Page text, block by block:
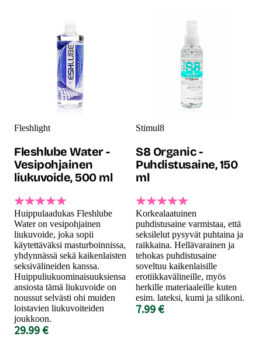
Fleshlight
Fleshlube Water -
Vesipohjainen
liukuvoide, 500 ml
Huippulaadukas Fleshlube
Water on vesipohjainen
liukuvoide, joka sopii
käytettäväksi masturboinnissa,
yhdynnässä sekä kaikenlaisten
seksivälineiden kanssa.
Huippuliukuominaisuuksiensa
ansiosta tämä liukuvoide on
noussut selvästi ohi muiden
loistavien liukuvoiteiden
joukkoon.
29.99 €
Stimul8
S8 Organic -
Puhdistusaine, 150
ml
Korkealaatuinen
puhdistusaine varmistaa, että
seksilelut pysyvät puhtaina ja
raikkaina. Hellävarainen ja
tehokas puhdistusaine
soveltuu kaikenlaisille
erotiikkavälineille, myös
herkille materiaaleille kuten
esim. lateksi, kumi ja silikoni.
7.99 €